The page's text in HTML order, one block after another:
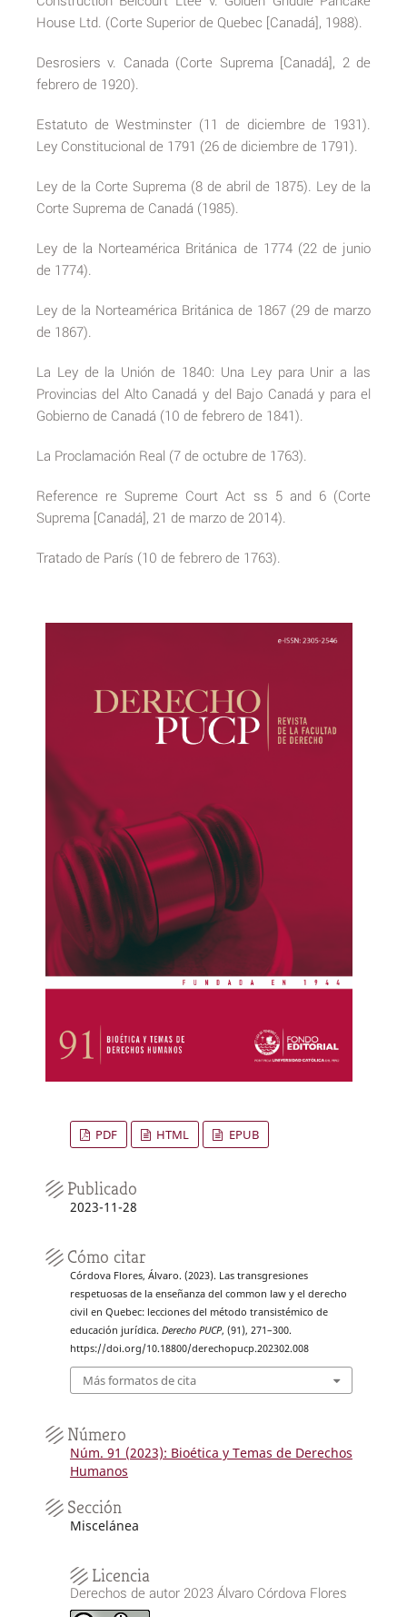
House Ltd. (Corte Superior de Quebec [Canadá], 1988).
Desrosiers v. Canada (Corte Suprema [Canadá], 2 de
febrero de 1920).
Estatuto de Westminster (11 de diciembre de 1931).
Ley Constitucional de 1791 (26 de diciembre de 1791).
Ley de la Corte Suprema (8 de abril de 1875). Ley de la
Corte Suprema de Canadá (1985).
Ley de la Norteamérica Británica de 1774 (22 de junio
de 1774).
Ley de la Norteamérica Británica de 1867 (29 de marzo
de 1867).
La Ley de la Unión de 1840: Una Ley para Unir a las
Provincias del Alto Canadá y del Bajo Canadá y para el
Gobierno de Canadá (10 de febrero de 1841).
La Proclamación Real (7 de octubre de 1763).
Reference re Supreme Court Act ss 5 and 6 (Corte
Suprema [Canadá], 21 de marzo de 2014).
Tratado de París (10 de febrero de 1763).
PDF HTML EPUB
Publicado
2023-11-28
Cómo citar
Córdova Flores, Álvaro. (2023). Las transgresiones
respetuosas de la enseñanza del common law y el derecho
civil en Quebec: lecciones del método transistémico de
educación jurídica. Derecho PUCP, (91), 271–300.
https://doi.org/10.18800/derechopucp.202302.008
Más formatos de cita
Número
Núm. 91 (2023): Bioética y Temas de Derechos
Humanos
Sección
Miscelánea
Licencia
Derechos de autor 2023 Álvaro Córdova Flores